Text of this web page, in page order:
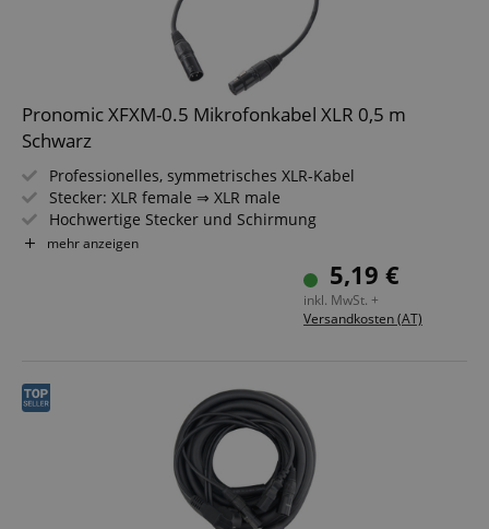
Pronomic XFXM-0.5 Mikrofonkabel XLR 0,5 m
Schwarz
Professionelles, symmetrisches XLR-Kabel
Stecker: XLR female ⇒ XLR male
Hochwertige Stecker und Schirmung
Länge: 0,5m
mehr anzeigen
5,19 €
inkl. MwSt. +
Versandkosten (AT)